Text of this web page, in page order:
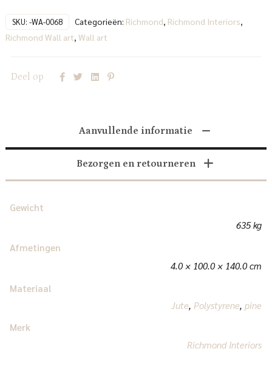
SKU: -WA-0068 Categorieën: Richmond, Richmond Interiors,
Richmond Wall art, Wall art
Deel op
Aanvullende informatie
Bezorgen en retourneren
Gewicht
635 kg
Afmetingen
4.0 × 100.0 × 140.0 cm
Materiaal
Jute, Polystyrene,pine
Merk
Richmond Interiors